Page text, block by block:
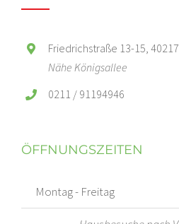
Friedrichstraße 13-15,
Nähe Königsallee
0211 / 91194946
ÖFFNUNGSZEITEN
Montag - Freitag